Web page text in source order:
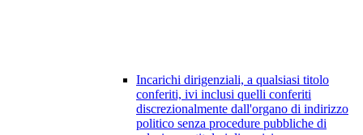
Incarichi dirigenziali, a qualsiasi titolo
conferiti, ivi inclusi quelli conferiti
discrezionalmente dall'organo di indirizzo
politico senza procedure pubbliche di